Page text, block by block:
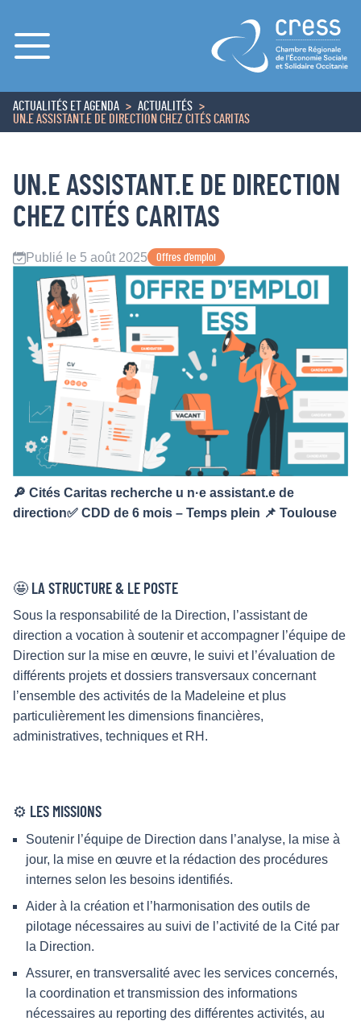
Menu
ACCUEIL
ACTUALITÉS ET AGENDA
ACTUALITÉS
UN.E ASSISTANT.E DE DIRECTION CHEZ CITÉS CARITAS
UN.E ASSISTANT.E DE DIRECTION
CHEZ CITÉS CARITAS
Publié le 5 août 2025 Offres d’emploi
🔎 Cités Caritas recherche u n·e assistant.e de
direction✅ CDD de 6 mois – Temps plein 📌 Toulouse
🤩 LA STRUCTURE & LE POSTE
Sous la responsabilité de la Direction, l’assistant de
direction a vocation à soutenir et accompagner l’équipe de
Direction sur la mise en œuvre, le suivi et l’évaluation de
différents projets et dossiers transversaux concernant
l’ensemble des activités de la Madeleine et plus
particulièrement les dimensions financières,
administratives, techniques et RH.
⚙️ LES MISSIONS
Soutenir l’équipe de Direction dans l’analyse, la mise à
jour, la mise en œuvre et la rédaction des procédures
internes selon les besoins identifiés.
Aider à la création et l’harmonisation des outils de
pilotage nécessaires au suivi de l’activité de la Cité par
la Direction.
Assurer, en transversalité avec les services concernés,
la coordination et transmission des informations
nécessaires au reporting des différentes activités, au